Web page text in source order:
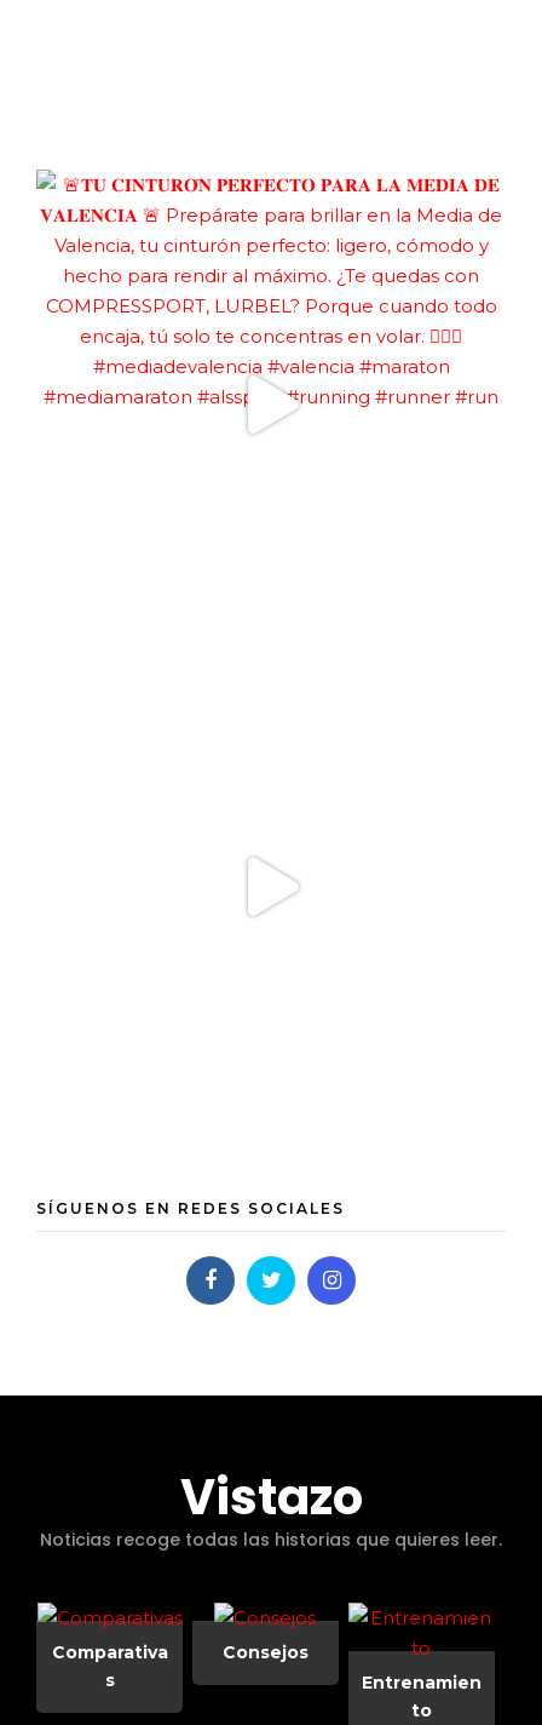
SÍGUENOS EN REDES SOCIALES
Vistazo
Noticias recoge todas las historias que quieres leer.
Comparativa
s
Consejos
Entrenamien
to